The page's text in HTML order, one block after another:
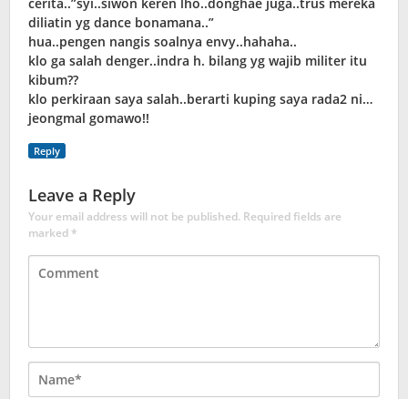
cerita..”syi..siwon keren lho..donghae juga..trus mereka
diliatin yg dance bonamana..”
hua..pengen nangis soalnya envy..hahaha..
klo ga salah denger..indra h. bilang yg wajib militer itu
kibum??
klo perkiraan saya salah..berarti kuping saya rada2 ni…
jeongmal gomawo!!
Reply
Leave a Reply
Your email address will not be published. Required fields are
marked*